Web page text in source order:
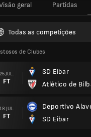
geral Partidas
Todas as competições
de Clubes
25 JUL.
FT
SD Eibar
Atlético de
18 JUL.
FT
Deportivo
SD Eibar